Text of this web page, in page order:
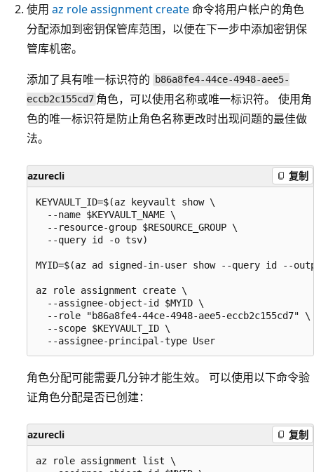
使用 az role assignment create命令将用户帐户的角色
分配添加到密钥保管库范围，以便在下一步中添加密钥保
管库机密。
添加了具有唯一标识符的
b86a8fe4-44ce-4948-aee5-
eccb2c155cd7 角色，可以使用名称或唯一标识符。 使用角
色的唯一标识符是防止角色名称更改时出现问题的最佳做
法。
azurecli 复制
KEYVAULT_ID=$(az keyvault show \
  --name $KEYVAULT_NAME \
  --resource-group $RESOURCE_GROUP \
  --query id -o tsv)
MYID=$(az ad signed-in-user show --query id --
az role assignment create \
  --assignee-object-id $MYID \
  --role "b86a8fe4-44ce-4948-aee5-eccb2c155cd7" \
  --scope $KEYVAULT_ID \
角色分配可能需要几分钟才能生效。 可以使用以下命令验
证角色分配是否已创建：
azurecli 复制
az role assignment list \